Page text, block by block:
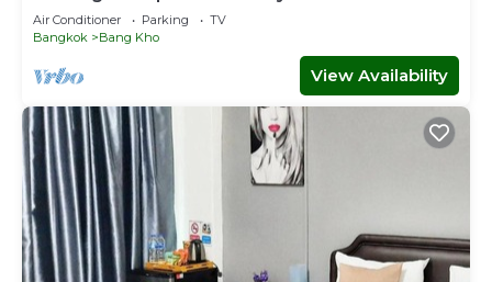
townhouse3bedrooms4beds
Air Conditioner Parking
TV
Bangkok
Bang Kho
View Availability